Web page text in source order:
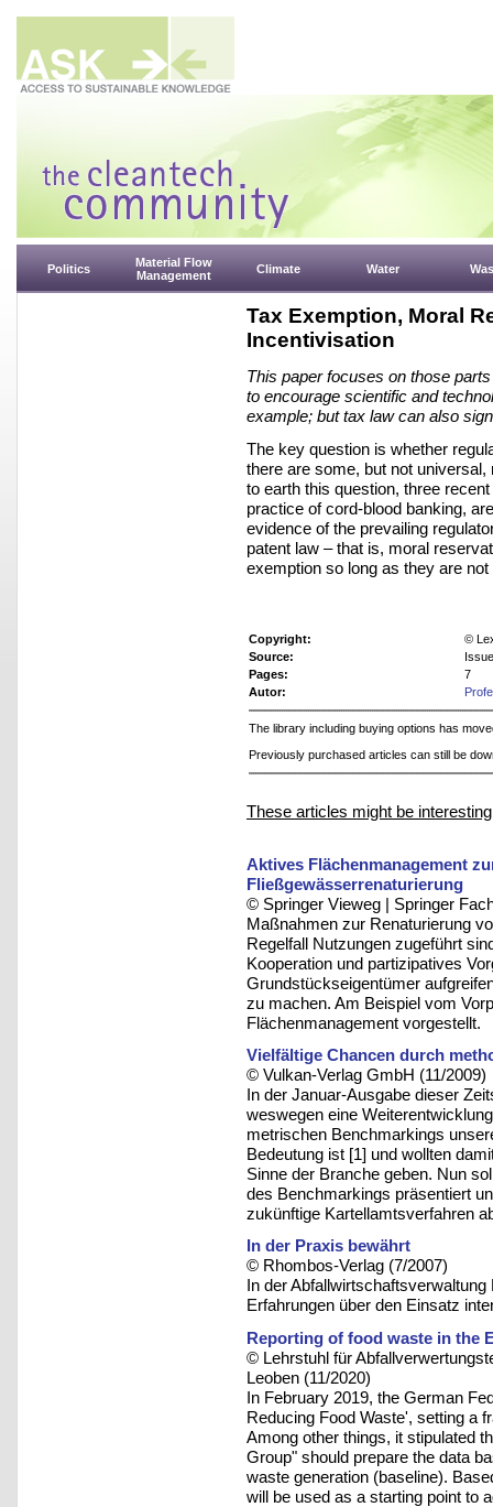
Politics
Material Flow
Management
Climate Water
Tax Exemption, Moral
Incentivisation
This paper focuses on those
to encourage scientific and
example; but tax law can also
The key question is whether
there are some, but not
to earth this question, three
practice of cord-blood banking,
evidence of the prevailing
patent law – that is, moral
exemption so long as they are
Copyright:
©
Source:
Pages:
7
Autor:
The library including buying options has
Previously purchased articles can still be
These articles might be
Aktives Flächenmanagement
Fließgewässerrenaturierung
© Springer Vieweg | Springer
Maßnahmen zur Renaturierung
Regelfall Nutzungen zugeführt
Kooperation und partizipatives
Grundstückseigentümer
zu machen. Am Beispiel vom
Flächenmanagement vorgestellt.
Vielfältige Chancen durch
© Vulkan-Verlag GmbH (11/2009)
In der Januar-Ausgabe dieser
weswegen eine
metrischen Benchmarkings
Bedeutung ist [1] und wollten
Sinne der Branche geben. Nun
des Benchmarkings präsentiert
zukünftige Kartellamtsverfahren
In der Praxis bewährt
© Rhombos-Verlag (7/2007)
In der
Erfahrungen über den Einsatz
Reporting of food waste in the
© Lehrstuhl für
Leoben (11/2020)
In February 2019, the German
Reducing Food Waste', setting a
Among other things, it stipulated
Group" should prepare the data
waste generation (baseline).
will be used as a starting point to